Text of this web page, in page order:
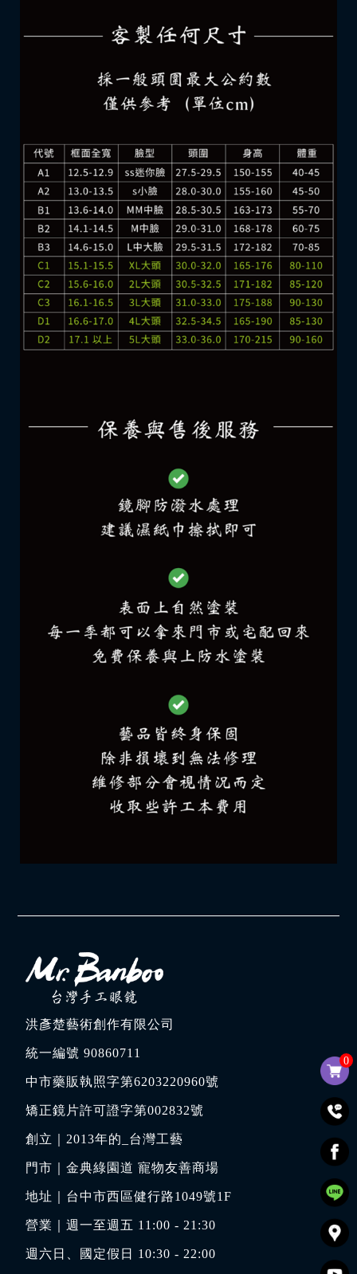
0
洪彥楚藝術創作有限公司
統一編號 90860711
中市藥販執照字第6203220960號
矯正鏡片許可證字第002832號
創立｜2013年的_台灣工藝
門市｜金典綠園道 寵物友善商場
地址｜ 台中市西區健行路1049號1F
營業｜週一至週五 11:00 - 21:30
週六日、國定假日 10:30 - 22:00